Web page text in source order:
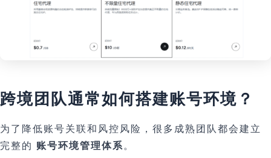
跨境团队通常如何搭建账号环境？
为了降低账号关联和风控风险，很多成熟团队都会建立
完整的 账号环境管理体系 。